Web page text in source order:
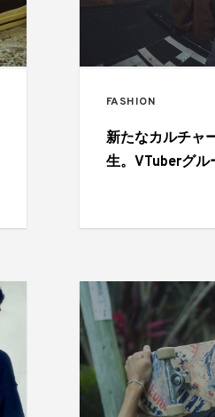
FASHION
新たなカルチャ
生。VTuberグル